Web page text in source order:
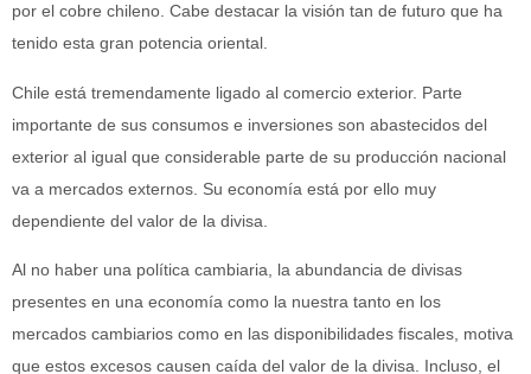
por el cobre chileno. Cabe destacar la visión tan de futuro que ha
tenido esta gran potencia oriental.
Chile está tremendamente ligado al comercio exterior. Parte
importante de sus consumos e inversiones son abastecidos del
exterior al igual que considerable parte de su producción nacional
va a mercados externos. Su economía está por ello muy
dependiente del valor de la divisa.
Al no haber una política cambiaria, la abundancia de divisas
presentes en una economía como la nuestra tanto en los
mercados cambiarios como en las disponibilidades fiscales, motiva
que estos excesos causen caída del valor de la divisa. Incluso, el